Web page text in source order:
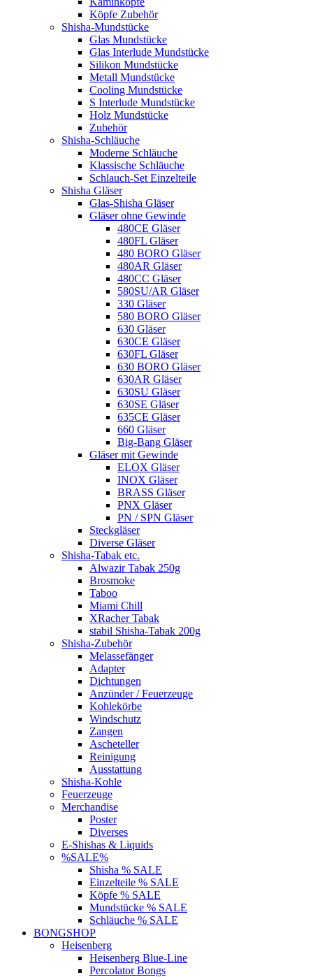
Köpfe Zubehör
Shisha-Mundstücke
Glas Mundstücke
Glas Interlude Mundstücke
Silikon Mundstücke
Metall Mundstücke
Cooling Mundstücke
S Interlude Mundstücke
Holz Mundstücke
Zubehör
Shisha-Schläuche
Moderne Schläuche
Klassische Schläuche
Schlauch-Set Einzelteile
Shisha Gläser
Glas-Shisha Gläser
Gläser ohne Gewinde
480CE Gläser
480FL Gläser
480 BORO Gläser
480AR Gläser
480CC Gläser
580SU/AR Gläser
330 Gläser
580 BORO Gläser
630 Gläser
630CE Gläser
630FL Gläser
630 BORO Gläser
630AR Gläser
630SU Gläser
630SE Gläser
635CE Gläser
660 Gläser
Big-Bang Gläser
Gläser mit Gewinde
ELOX Gläser
INOX Gläser
BRASS Gläser
PNX Gläser
PN / SPN Gläser
Steckgläser
Diverse Gläser
Shisha-Tabak etc.
Alwazir Tabak 250g
Brosmoke
Taboo
Miami Chill
XRacher Tabak
stabil Shisha-Tabak 200g
Shisha-Zubehör
Melassefänger
Adapter
Dichtungen
Anzünder / Feuerzeuge
Kohlekörbe
Windschutz
Zangen
Ascheteller
Reinigung
Ausstattung
Shisha-Kohle
Feuerzeuge
Merchandise
Poster
Diverses
E-Shishas & Liquids
%SALE%
Shisha % SALE
Einzelteile % SALE
Köpfe % SALE
Mundstücke % SALE
Schläuche % SALE
BONGSHOP
Heisenberg
Heisenberg Blue-Line
Percolator Bongs